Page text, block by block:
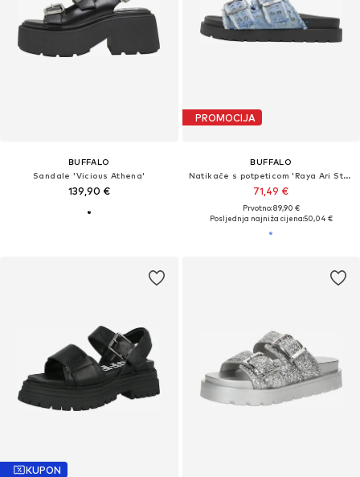
BUFFALO
Sandale 'Vicious Athena'
139,90 €
PROMOCIJA
BUFFALO
Natikače s potpeticom 'Raya Ari Stud'
71,49 €
Prvotno: 89,90 €
Posljednja najniža cijena:50,04 €
KUPON